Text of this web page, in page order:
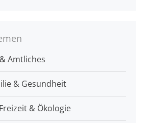
Amtliches
& Gesundheit
& Ökologie